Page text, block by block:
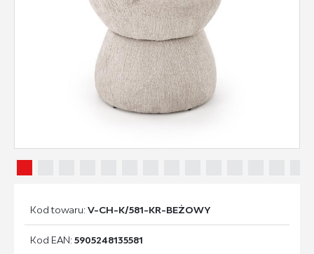
Kod towaru:V-CH-K/581-KR-BEŻOWY
Kod EAN:5905248135581